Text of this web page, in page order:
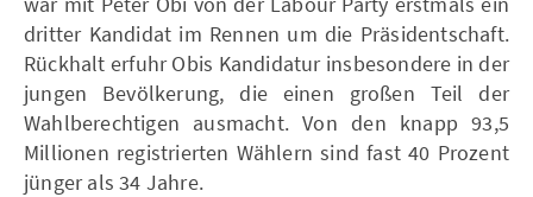
dritter Kandidat im Rennen um die Präsidentschaft.
Rückhalt erfuhr Obis Kandidatur insbesondere in der
jungen Bevölkerung, die einen großen Teil der
Wahlberechtigen ausmacht. Von den knapp 93,5
Millionen registrierten Wählern sind fast 40 Prozent
jünger als 34 Jahre.